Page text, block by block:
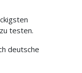
testen.
deutsche